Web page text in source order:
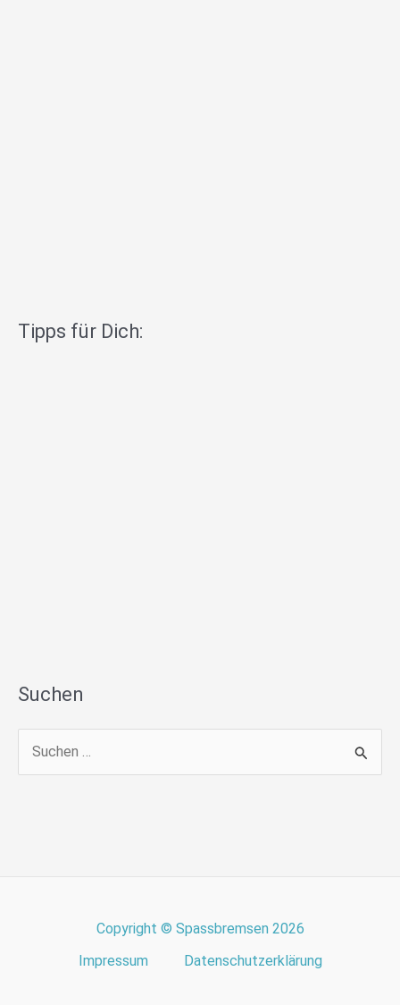
Tipps für Dich:
Suchen
Copyright © Spassbremsen 2026
Impressum
Datenschutzerklärung